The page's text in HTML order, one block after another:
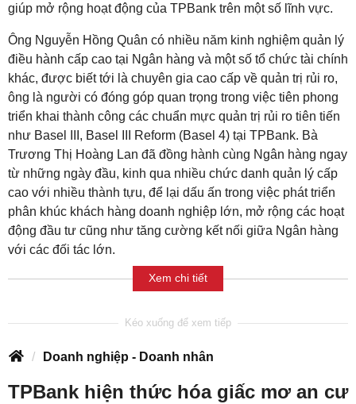
giúp mở rộng hoạt động của TPBank trên một số lĩnh vực.
Ông Nguyễn Hồng Quân có nhiều năm kinh nghiệm quản lý
điều hành cấp cao tại Ngân hàng và một số tổ chức tài chính
khác, được biết tới là chuyên gia cao cấp về quản trị rủi ro,
ông là người có đóng góp quan trọng trong việc tiên phong
triển khai thành công các chuẩn mực quản trị rủi ro tiên tiến
như Basel III, Basel III Reform (Basel 4) tại TPBank. Bà
Trương Thị Hoàng Lan đã đồng hành cùng Ngân hàng ngay
từ những ngày đầu, kinh qua nhiều chức danh quản lý cấp
cao với nhiều thành tựu, để lại dấu ấn trong việc phát triển
phân khúc khách hàng doanh nghiệp lớn, mở rộng các hoạt
động đầu tư cũng như tăng cường kết nối giữa Ngân hàng
với các đối tác lớn.
Xem chi tiết
Doanh nghiệp - Doanh nhân
TPBank hiện thức hóa giấc mơ an cư